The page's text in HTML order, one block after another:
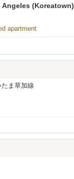
Angeles (Koreatown)
apartment
たま草加線